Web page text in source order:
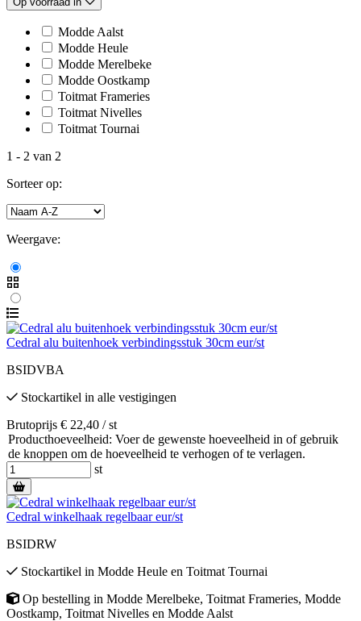
Modde Aalst
Modde Heule
Modde Merelbeke
Modde Oostkamp
Toitmat Frameries
Toitmat Nivelles
Toitmat Tournai
1 - 2 van 2
Sorteer op:
Weergave:
Cedral alu buitenhoek verbindingsstuk 30cm eur/st
BSIDVBA
Stockartikel in alle vestigingen
Brutoprijs € 22,40 / st
Producthoeveelheid: Voer de gewenste hoeveelheid in of gebruik
de knoppen om de hoeveelheid te verhogen of te verlagen.
st
Cedral winkelhaak regelbaar eur/st
BSIDRW
Stockartikel in Modde Heule en Toitmat Tournai
Op bestelling in Modde Merelbeke, Toitmat Frameries, Modde
Oostkamp, Toitmat Nivelles en Modde Aalst